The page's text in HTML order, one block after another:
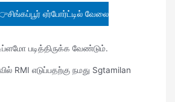
ஏர்போர்ட்டில் வேலை
படித்திருக்க வேண்டும்.
RMI எடுப்பதற்கு நமது Sgtamilan